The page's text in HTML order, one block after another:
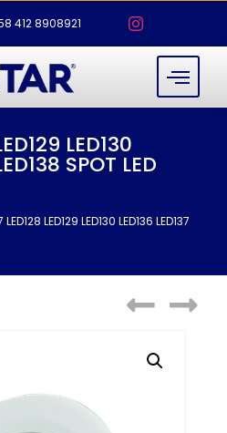
412 8908921
LED130
SPOT LED
LED128 LED129 LED130 LED136 LED137